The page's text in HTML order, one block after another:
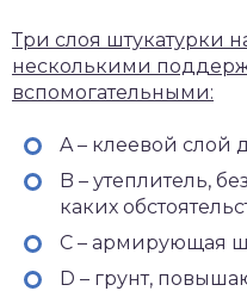
Три слоя штукатурки
несколькими
вспомогательными:
A – клеевой слой
B – утеплитель,
каких
C – армирующая
D – грунт,